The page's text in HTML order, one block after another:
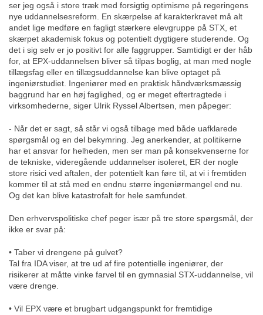
ser jeg også i store træk med forsigtig optimisme på regeringens
nye uddannelsesreform. En skærpelse af karakterkravet må alt
andet lige medføre en fagligt stærkere elevgruppe på STX, et
skærpet akademisk fokus og potentielt dygtigere studerende. Og
det i sig selv er jo positivt for alle faggrupper. Samtidigt er der håb
for, at EPX-uddannelsen bliver så tilpas boglig, at man med nogle
tillægsfag eller en tillægsuddannelse kan blive optaget på
ingeniørstudiet. Ingeniører med en praktisk håndværksmæssig
baggrund har en høj faglighed, og er meget eftertragtede i
virksomhederne, siger Ulrik Ryssel Albertsen, men påpeger:
- Når det er sagt, så står vi også tilbage med både uafklarede
spørgsmål og en del bekymring. Jeg anerkender, at politikerne
har et ansvar for helheden, men ser man på konsekvenserne for
de tekniske, videregående uddannelser isoleret, ER der nogle
store risici ved aftalen, der potentielt kan føre til, at vi i fremtiden
kommer til at stå med en endnu større ingeniørmangel end nu.
Og det kan blive katastrofalt for hele samfundet.
Den erhvervspolitiske chef peger især på tre store spørgsmål, der
ikke er svar på:
• Taber vi drengene på gulvet?
Tal fra IDA viser, at tre ud af fire potentielle ingeniører, der
risikerer at måtte vinke farvel til en gymnasial STX-uddannelse, vil
være drenge.
• Vil EPX være et brugbart udgangspunkt for fremtidige